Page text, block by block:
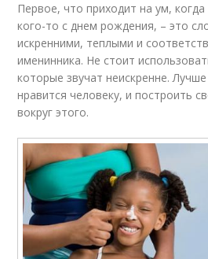
Первое, что приходит на ум,
кого-то с днем рождения, – это
искренними, теплыми и
именинника. Не стоит
которые звучат неискренне.
нравится человеку, и построить
вокруг этого.